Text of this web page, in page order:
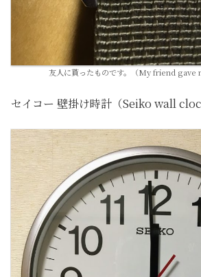
友人に貰ったものです。（My friend gave
セイコー 壁掛け時計（Seiko wall